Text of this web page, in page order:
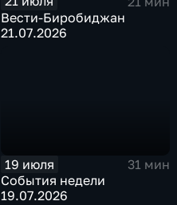
Вести-Биробиджан
21.07.2026
19 июля
31 мин
События недели
19.07.2026